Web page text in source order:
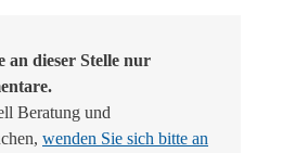
an dieser Stelle nur
Beratung und
wenden Sie sich bitte an